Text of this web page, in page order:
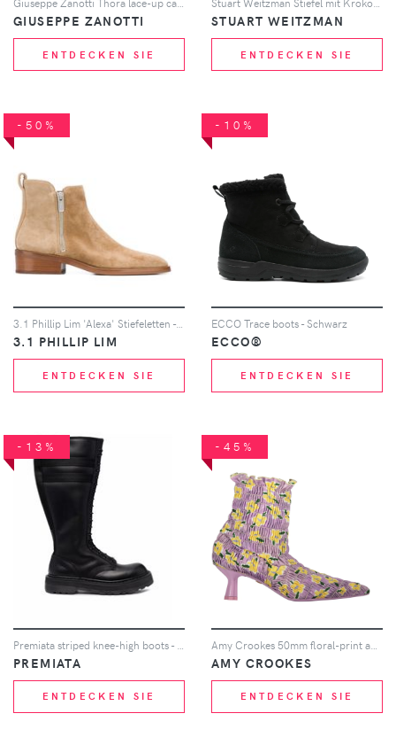
GIUSEPPE ZANOTTI
ENTDECKEN SIE
STUART WEITZMAN
ENTDECKEN SIE
-50%
3.1 Phillip Lim 'Alexa' Stiefeletten - Braun
3.1 PHILLIP LIM
ENTDECKEN SIE
-10%
ECCO Trace boots - Schwarz
ECCO®
ENTDECKEN SIE
-13%
PREMIATA
ENTDECKEN SIE
-45%
AMY CROOKES
ENTDECKEN SIE